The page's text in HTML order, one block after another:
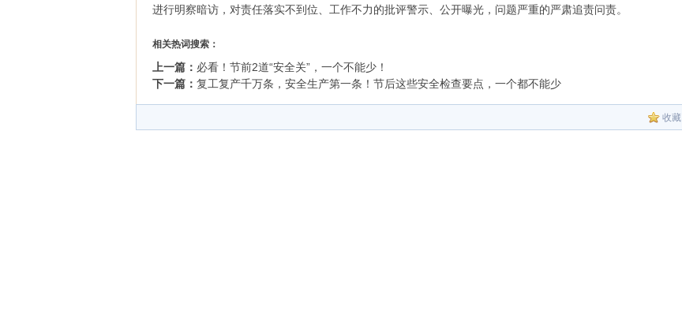
进行明察暗访，对责任落实不到位、工作不力的批评警示、公开曝光，问题严重的严肃追责问责。
相关热词搜索：
上一篇： 必看！节前2道“安全关”，一个不能少！
下一篇： 复工复产千万条，安全生产第一条！节后这些安全检查要点，一个都不能少
收藏